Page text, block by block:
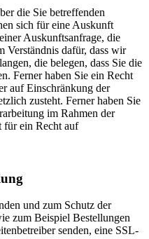
die Sie betreffenden
sich für eine Auskunft
Auskunftsanfrage, die
dafür, dass wir
die belegen, dass Sie die
Ferner haben Sie ein Recht
auf Einschränkung der
zusteht. Ferner haben Sie
im Rahmen der
für ein Recht auf
und zum Schutz der
zum Beispiel Bestellungen
senden, eine SSL-